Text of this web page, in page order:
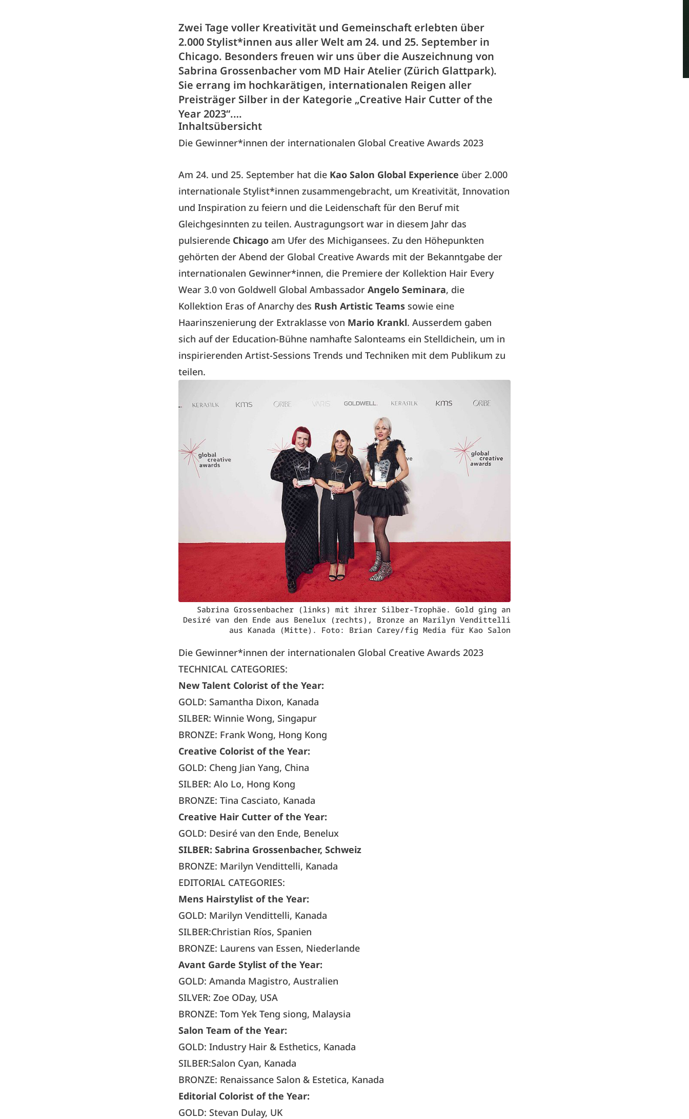
Zwei Tage voller Kreativität und Gemeinschaft erlebten über
2.000 Stylist*innen aus aller Welt am 24. und 25. September in
Chicago. Besonders freuen wir uns über die Auszeichnung von
Sabrina Grossenbacher vom MD Hair Atelier (Zürich Glattpark).
Sie errang im hochkarätigen, internationalen Reigen aller
Preisträger Silber in der Kategorie „Creative Hair Cutter of the
Year 2023“.…
Inhaltsübersicht
Die Gewinner*innen der internationalen Global Creative Awards 2023
Am 24. und 25. September hat die Kao Salon Global Experience über 2.000
internationale Stylist*innen zusammengebracht, um Kreativität, Innovation
und Inspiration zu feiern und die Leidenschaft für den Beruf mit
Gleichgesinnten zu teilen. Austragungsort war in diesem Jahr das
pulsierende Chicago am Ufer des Michigansees. Zu den Höhepunkten
gehörten der Abend der Global Creative Awards mit der Bekanntgabe der
internationalen Gewinner*innen, die Premiere der Kollektion Hair Every
Wear 3.0 von Goldwell Global Ambassador Angelo Seminara, die
Kollektion Eras of Anarchy des Rush Artistic Teams sowie eine
Haarinszenierung der Extraklasse von Mario Krankl. Ausserdem gaben
sich auf der Education-Bühne namhafte Salonteams ein Stelldichein, um in
inspirierenden Artist-Sessions Trends und Techniken mit dem Publikum zu
teilen.
Sabrina Grossenbacher (links) mit ihrer Silber-Trophäe. Gold ging an
Desiré van den Ende aus Benelux (rechts), Bronze an Marilyn Vendittelli
aus Kanada (Mitte). Foto: Brian Carey/fig Media für Kao Salon
Die Gewinner*innen der internationalen Global Creative Awards 2023
TECHNICAL CATEGORIES:
New Talent Colorist of the Year:
GOLD: Samantha Dixon, Kanada
SILBER: Winnie Wong, Singapur
BRONZE: Frank Wong, Hong Kong
Creative Colorist of the Year:
GOLD: Cheng Jian Yang, China
SILBER: Alo Lo, Hong Kong
BRONZE: Tina Casciato, Kanada
Creative Hair Cutter of the Year:
GOLD: Desiré van den Ende, Benelux
SILBER: Sabrina Grossenbacher, Schweiz
BRONZE: Marilyn Vendittelli, Kanada
EDITORIAL CATEGORIES:
Mens Hairstylist of the Year:
GOLD: Marilyn Vendittelli, Kanada
SILBER:Christian Ríos, Spanien
BRONZE: Laurens van Essen, Niederlande
Avant Garde Stylist of the Year:
GOLD: Amanda Magistro, Australien
SILVER: Zoe ODay, USA
BRONZE: Tom Yek Teng siong, Malaysia
Salon Team of the Year:
GOLD: Industry Hair & Esthetics, Kanada
SILBER:Salon Cyan, Kanada
BRONZE: Renaissance Salon & Estetica, Kanada
Editorial Colorist of the Year:
GOLD: Stevan Dulay, UK